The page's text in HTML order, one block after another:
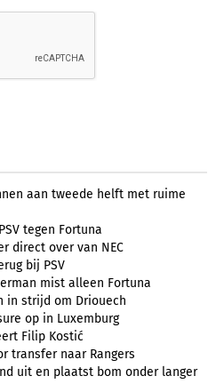
aan tweede helft met ruime
tegen Fortuna
direct over van NEC
bij PSV
mist alleen Fortuna
in strijd om Driouech
op in Luxemburg
Filip Kostić
transfer naar Rangers
uit en plaatst bom onder langer